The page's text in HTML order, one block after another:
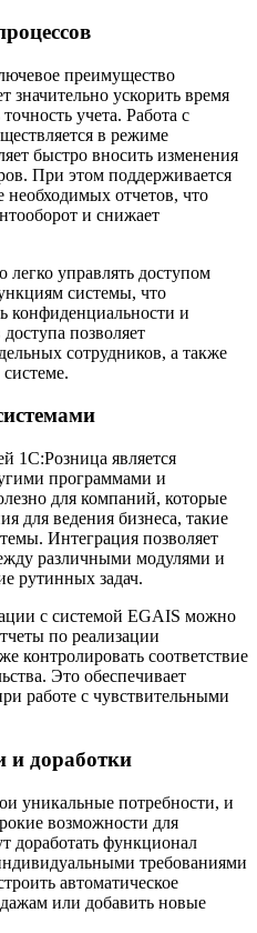
преимущество
значительно ускорить время
учета. Работа с
в режиме
быстро вносить изменения
При этом поддерживается
необходимых отчетов, что
и снижает
управлять доступом
системы, что
конфиденциальности и
позволяет
сотрудников, а также
1С:Розница является
программами и
для компаний, которые
для ведения бизнеса, такие
Интеграция позволяет
различными модулями и
рутинных задач.
с системой EGAIS можно
по реализации
контролировать соответствие
Это обеспечивает
работе с чувствительными
и доработки
уникальные потребности, и
возможности для
доработать функционал
требованиями
автоматическое
или добавить новые